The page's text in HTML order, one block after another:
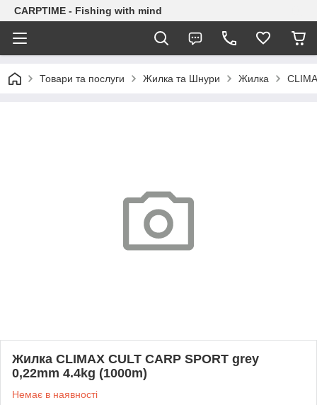
CARPTIME - Fishing with mind
Товари та послуги Жилка та Шнури Жилка
Жилка CLIMAX CULT CARP SPORT grey
0,22mm 4.4kg (1000m)
Немає в наявності